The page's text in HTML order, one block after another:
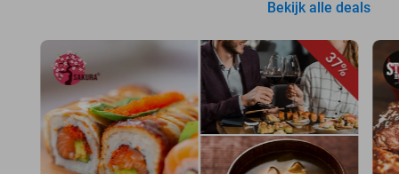
Bekijk alle deals
37%